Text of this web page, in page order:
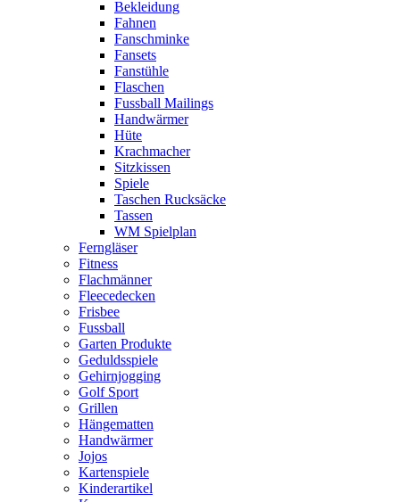
Bekleidung
Fahnen
Fanschminke
Fansets
Fanstühle
Flaschen
Fussball Mailings
Handwärmer
Hüte
Krachmacher
Sitzkissen
Spiele
Taschen Rucksäcke
Tassen
WM Spielplan
Ferngläser
Fitness
Flachmänner
Fleecedecken
Frisbee
Fussball
Garten Produkte
Geduldsspiele
Gehirnjogging
Golf Sport
Grillen
Hängematten
Handwärmer
Jojos
Kartenspiele
Kinderartikel